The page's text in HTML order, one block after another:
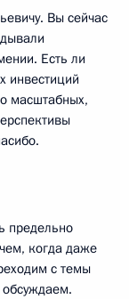
Вы сейчас
Есть ли
инвестиций
масштабных,
предельно
когда даже
с темы
обсуждаем.